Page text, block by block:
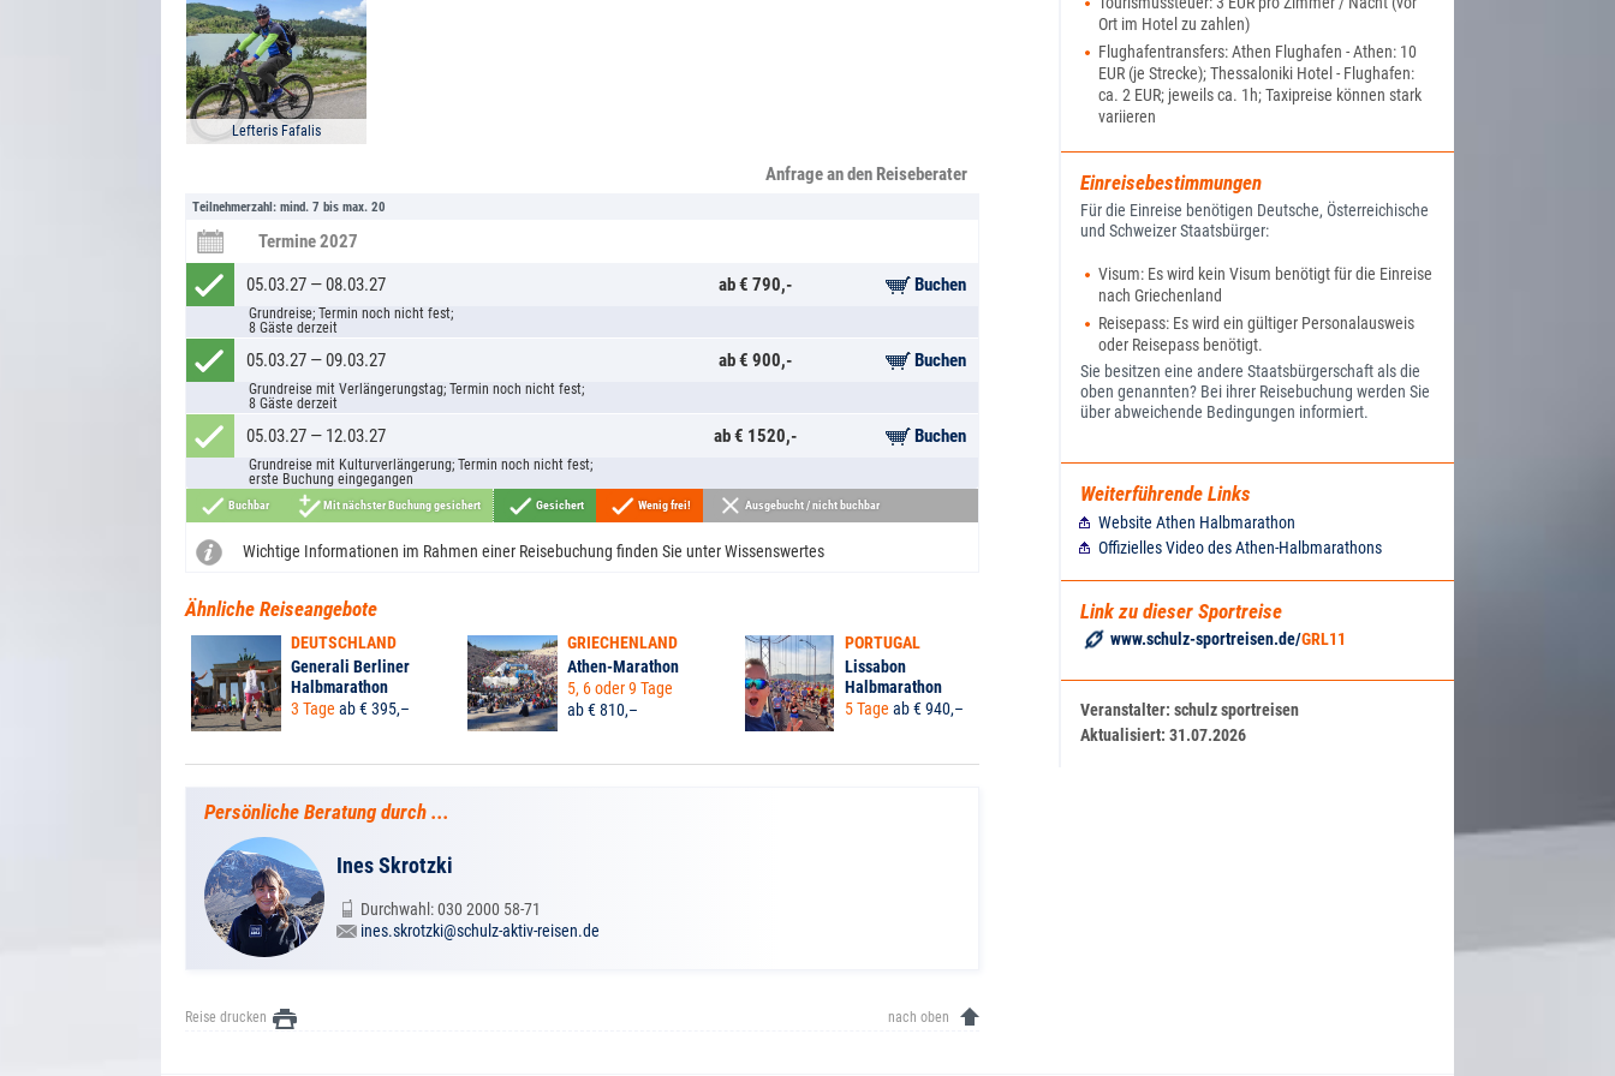
Begrüßungsabendessen 19:30 Uhr
1. Tag: Mahlzeiten: Frühstück, Abendessen. Übernachtung im
Hotel im Einzel- oder Doppelzimmer mit privatem Bad.
Stadttour: Start 11:00 Uhr; ca. 2 h
2. Tag: Mahlzeiten: Frühstück. Übernachtung im Hotel im Einzel-
oder Doppelzimmer mit privatem Bad.
Essen ausklingen.
Start Halbmarathon: 8:00 Uhr (gemeinsamer Start Hotel: 7:15
Uhr); Start 5km-Lauf: 12:15 Uhr (gemeinsamer Start Hotel: 11:30
Uhr); Abschiedsabendessen: 18:30 Uhr
3. Tag: Mahlzeiten: Frühstück, Abendessen. Übernachtung im
Hotel im Einzel- oder Doppelzimmer mit privatem Bad.
4. Tag: Mahlzeiten: Frühstück.
Lefteris Fafalis
Anfrage an den Reiseberater
Teilnehmerzahl: mind. 7 bis max. 20
Termine 2027
05.03.27 — 08.03.27
ab € 790,- Buchen
Grundreise; Termin noch nicht fest;
8 Gäste derzeit
05.03.27 — 09.03.27 ab € 900,- Buchen
Grundreise mit Verlängerungstag; Termin noch nicht fest;
8 Gäste derzeit
05.03.27 — 12.03.27 ab € 1520,- Buchen
Grundreise mit Kulturverlängerung; Termin noch nicht fest;
erste Buchung eingegangen
Buchbar Mit nächster Buchung gesichert Gesichert Wenig frei! Ausgebucht / nicht buchbar
Wichtige Informationen im Rahmen einer Reisebuchung finden Sie unterWissenswertes
Ähnliche Reiseangebote
DEUTSCHLAND
Generali Berliner
Halbmarathon
3 Tage ab € 395,–
GRIECHENLAND
Athen-Marathon
5, 6 oder 9 Tage
ab € 810,–
PORTUGAL
Lissabon
Halbmarathon
5 Tage ab € 940,–
Persönliche Beratung durch ...
Ines Skrotzki
Durchwahl: 030 2000 58-71
ines.skrotzki@schulz-aktiv-reisen.de
Reise drucken nach oben
Ort im Hotel zu zahlen)
Flughafentransfers: Athen Flughafen - Athen: 10
EUR (je Strecke); Thessaloniki Hotel - Flughafen:
ca. 2 EUR; jeweils ca. 1h; Taxipreise können stark
variieren
Einreisebestimmungen
Für die Einreise benötigen Deutsche, Österreichische
und Schweizer Staatsbürger:
Visum: Es wird kein Visum benötigt für die Einreise
nach Griechenland
Reisepass: Es wird ein gültiger Personalausweis
oder Reisepass benötigt.
Sie besitzen eine andere Staatsbürgerschaft als die
oben genannten? Bei ihrer Reisebuchung werden Sie
über abweichende Bedingungen informiert.
Weiterführende Links
Website Athen Halbmarathon
Offizielles Video des Athen-Halbmarathons
Link zu dieser Sportreise
www.schulz-sportreisen.de/GRL11
Veranstalter:schulz sportreisen
Aktualisiert:31.07.2026